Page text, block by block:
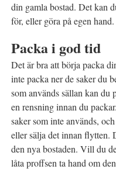
din gamla bostad. Det kan
för, eller göra på egen hand.
Packa i god tid
Det är bra att börja packa
inte packa ner de saker du
som används sällan kan du
en rensning innan du
saker som inte används,
eller sälja det innan flytten.
den nya bostaden. Vill du
låta proffsen ta hand om